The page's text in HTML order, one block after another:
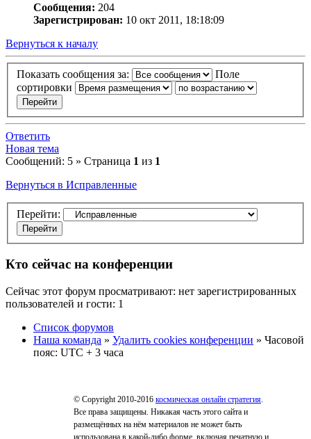
Сообщения: 204
Зарегистрирован: 10 окт 2011, 18:18:09
Вернуться к началу
Показать сообщения за:
Поле
сортировки
Ответить
Новая тема
Сообщений: 5 » Страница 1 из 1
Вернуться в Исправленные
Перейти:
Кто сейчас на конференции
Сейчас этот форум просматривают: нет зарегистрированных
пользователей и гости: 1
Список форумов
Наша команда » Удалить cookies конференции » Часовой
пояс: UTC + 3 часа
© Copyright 2010-2016 космическая онлайн стратегия.
Все права защищены. Никакая часть этого сайта и
размещённых на нём материалов не может быть
использована в какой-либо форме, включая печатную и